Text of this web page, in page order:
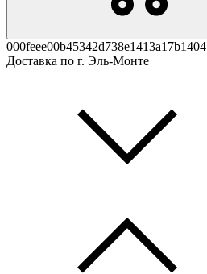
000feee00b45342d738e1413a17b1404
Доставка по г. Эль-Монте